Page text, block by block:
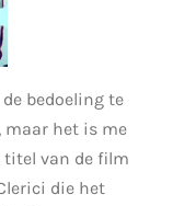
bedoeling te
maar het is me
titel van de film
die het